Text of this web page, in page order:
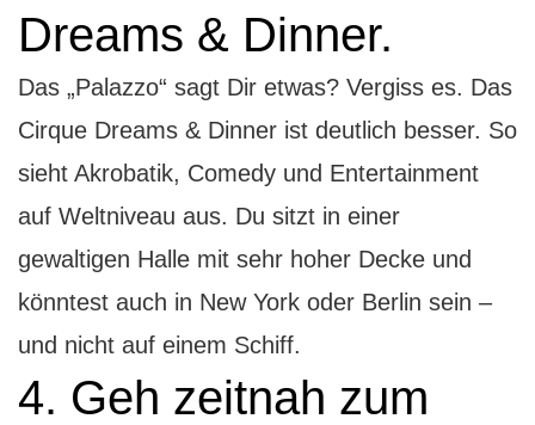
Dreams & Dinner.
Das „Palazzo“ sagt Dir etwas? Vergiss es. Das
Cirque Dreams & Dinner ist deutlich besser. So
sieht Akrobatik, Comedy und Entertainment
auf Weltniveau aus. Du sitzt in einer
gewaltigen Halle mit sehr hoher Decke und
könntest auch in New York oder Berlin sein –
und nicht auf einem Schiff.
4. Geh zeitnah zum